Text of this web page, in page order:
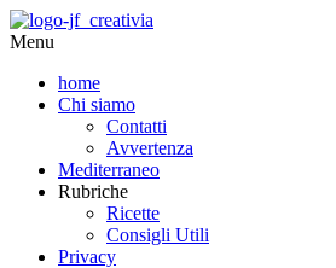
Menu
home
Chi siamo
Contatti
Avvertenza
Mediterraneo
Rubriche
Ricette
Consigli Utili
Privacy